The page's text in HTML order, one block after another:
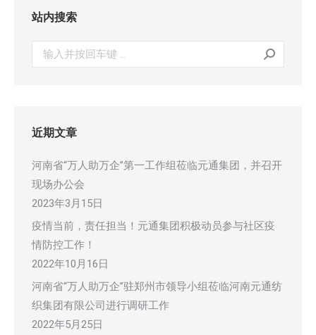
站内搜索
索：
近期文章
河南省“万人助万企”第一工作组莅临元通集团，并召开
现场办公会
2023年3月15日
疫情当前，责任担当！元通集团积极动员参与社区疫
情防控工作！
2022年10月16日
河南省“万人助万企”驻郑州市领导小组莅临河南元通纺
织集团有限公司进行调研工作
2022年5月25日